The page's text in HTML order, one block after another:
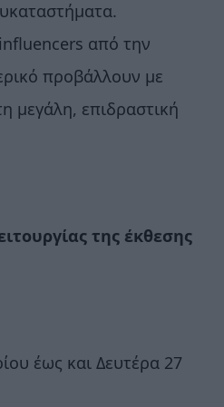
από την
προβάλλουν με
μεγάλη, επιδραστική
της έκθεσης
έως και Δευτέρα 27